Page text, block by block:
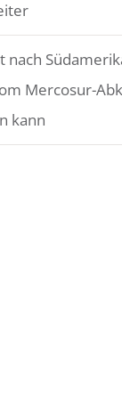
nach
Mercosur-
kann